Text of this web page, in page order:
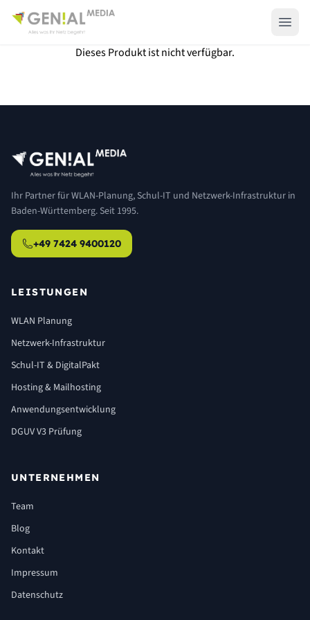
Dieses Produkt ist nicht verfügbar.
Ihr Partner für WLAN-Planung, Schul-IT und Netzwerk-Infrastruktur in
Baden-Württemberg. Seit 1995.
+49 7424 9400120
LEISTUNGEN
WLAN Planung
Netzwerk-Infrastruktur
Schul-IT & DigitalPakt
Hosting & Mailhosting
Anwendungsentwicklung
DGUV V3 Prüfung
UNTERNEHMEN
Team
Blog
Kontakt
Impressum
Datenschutz